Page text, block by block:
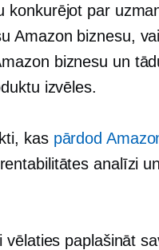
konkurējot par
Amazon biznesu,
biznesu un
izvēles.
kas pārdod
analīzi un
paplašināt